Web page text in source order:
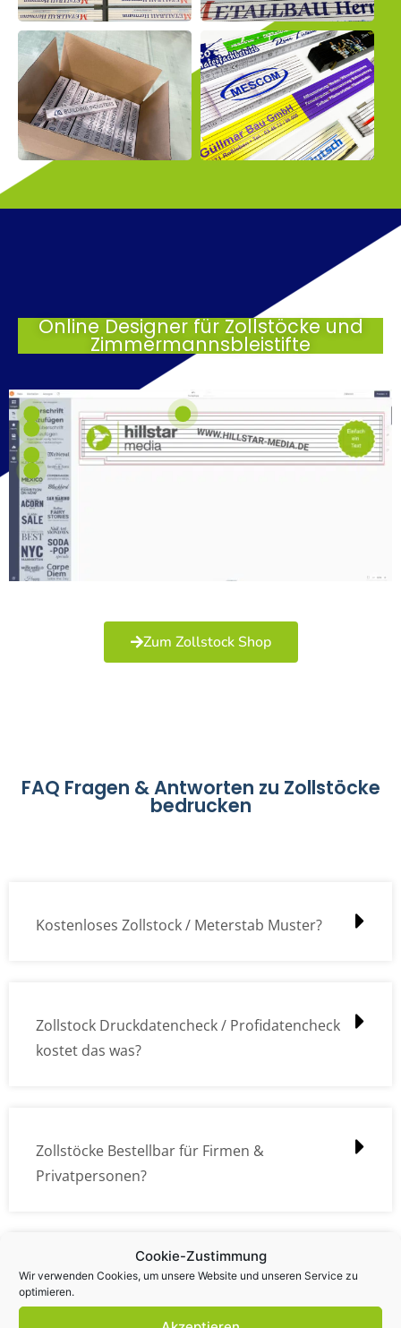
Cookie-Zustimmung
Wir verwenden Cookies, um unsere Website und unseren Service zu
optimieren.
Online Designer für Zollstöcke und
Zimmermannsbleistifte
Zum Zollstock Shop
FAQ Fragen & Antworten zu Zollstöcke
bedrucken
Kostenloses Zollstock / Meterstab Muster?
Zollstock Druckdatencheck / Profidatencheck
kostet das was?
Zollstöcke Bestellbar für Firmen &
Privatpersonen?
Wie kann ich die Daten (z.B. Logos und Texte)
übermitteln?